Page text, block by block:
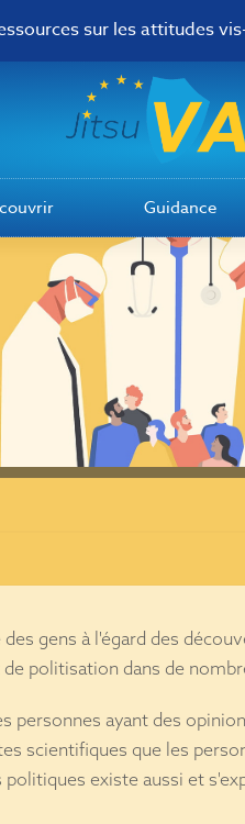
sur les attitudes
Guidance
gens à l'égard des
politisation dans de
personnes ayant des
scientifiques que les
existe aussi et